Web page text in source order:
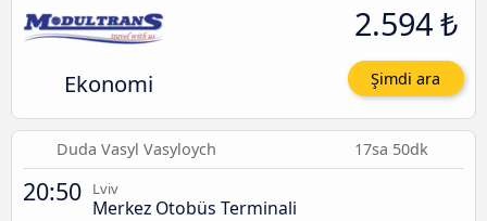
Ekonomi
2.594 ₺
Şimdi ara
Duda Vasyl Vasyloych 17sa 50dk
20:50 Lviv
Merkez Otobüs Terminali